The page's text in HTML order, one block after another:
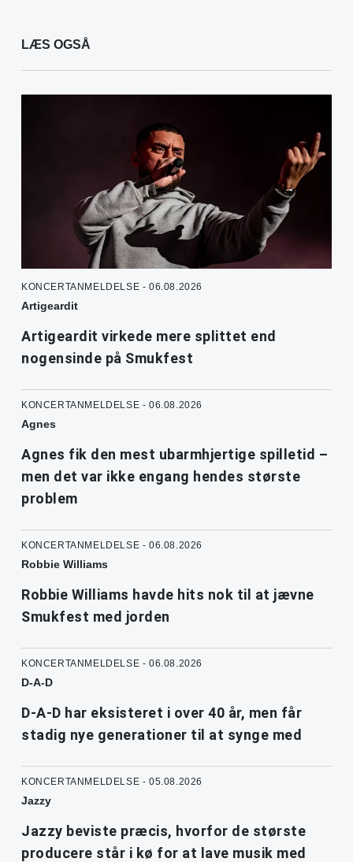
LÆS OGSÅ
KONCERTANMELDELSE - 06.08.2026
Artigeardit
Artigeardit virkede mere splittet end
nogensinde på Smukfest
KONCERTANMELDELSE - 06.08.2026
Agnes
Agnes fik den mest ubarmhjertige spilletid –
men det var ikke engang hendes største
problem
KONCERTANMELDELSE - 06.08.2026
Robbie Williams
Robbie Williams havde hits nok til at jævne
Smukfest med jorden
KONCERTANMELDELSE - 06.08.2026
D-A-D
D-A-D har eksisteret i over 40 år, men får
stadig nye generationer til at synge med
KONCERTANMELDELSE - 05.08.2026
Jazzy
Jazzy beviste præcis, hvorfor de største
producere står i kø for at lave musik med